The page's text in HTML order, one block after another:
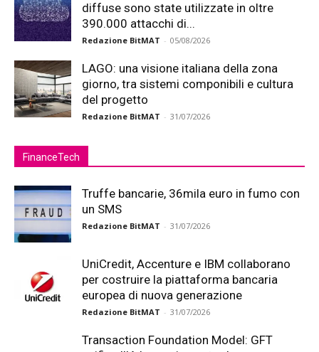
diffuse sono state utilizzate in oltre
390.000 attacchi di...
Redazione BitMAT - 05/08/2026
LAGO: una visione italiana della zona
giorno, tra sistemi componibili e cultura
del progetto
Redazione BitMAT - 31/07/2026
FinanceTech
Truffe bancarie, 36mila euro in fumo con
un SMS
Redazione BitMAT - 31/07/2026
UniCredit, Accenture e IBM collaborano
per costruire la piattaforma bancaria
europea di nuova generazione
Redazione BitMAT - 31/07/2026
Transaction Foundation Model: GFT